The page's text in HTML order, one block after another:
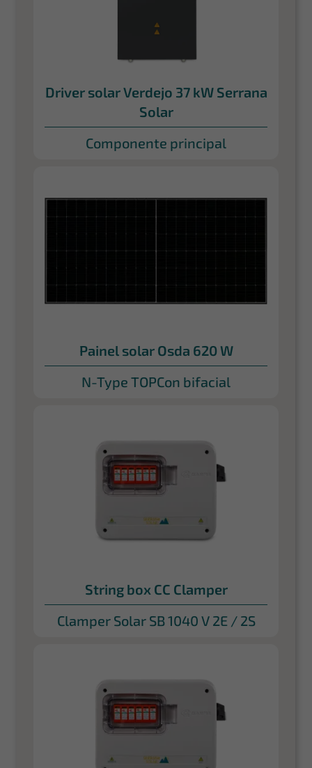
Driver solar Verdejo 37 kW Serrana
Solar
Componente principal
Painel solar Osda 620 W
N-Type TOPCon bifacial
String box CC Clamper
Clamper Solar SB 1040 V 2E / 2S